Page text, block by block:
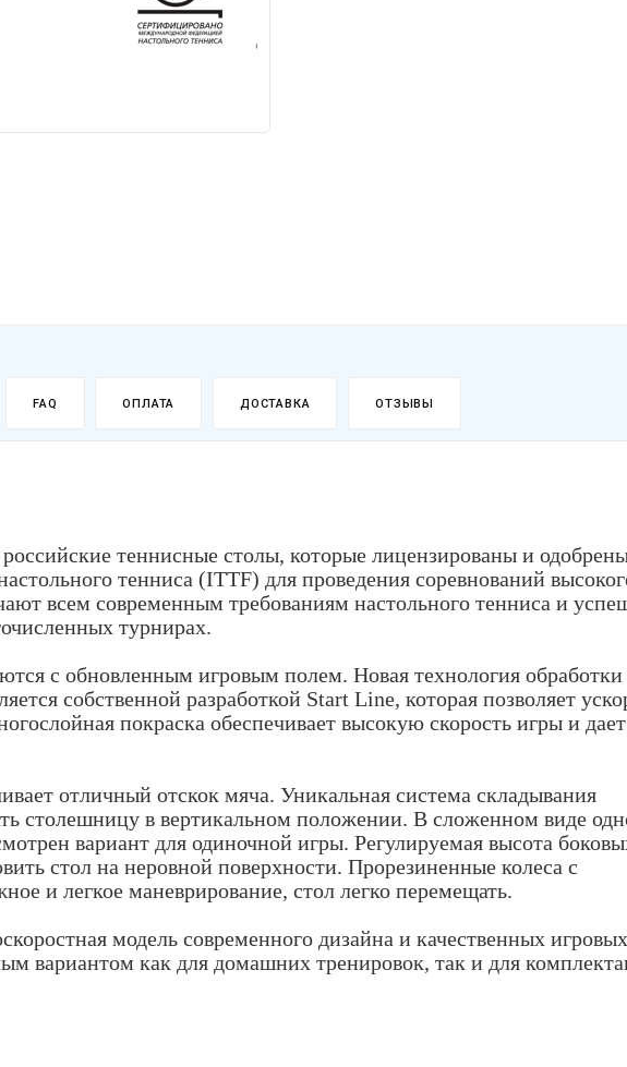
FAQ ОПЛАТА ДОСТАВКА ОТЗЫВЫ
теннисные столы, которые лицензированы и
тенниса (ITTF) для проведения соревнований
всем современным требованиям настольного тенниса и
турнирах.
с обновленным игровым полем. Новая технология обработки
собственной разработкой Start Line, которая позволяет
покраска обеспечивает высокую скорость игры и дает
отличный отскок мяча. Уникальная система складывания
столешницу в вертикальном положении. В сложенном виде
вариант для одиночной игры. Регулируемая высота
стол на неровной поверхности. Прорезиненные колеса с
и легкое маневрирование, стол легко перемещать.
модель современного дизайна и качественных игровых
вариантом как для домашних тренировок, так и для